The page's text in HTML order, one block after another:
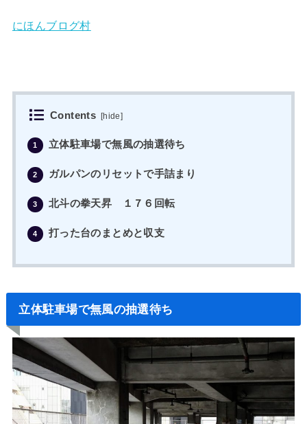
にほんブログ村
Contents [hide]
1 立体駐車場で無風の抽選待ち
2 ガルパンのリセットで手詰まり
3 北斗の拳天昇 １７６回転
4 打った台のまとめと収支
立体駐車場で無風の抽選待ち